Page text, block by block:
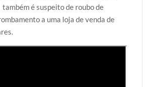
é suspeito de roubo de
a uma loja de venda de